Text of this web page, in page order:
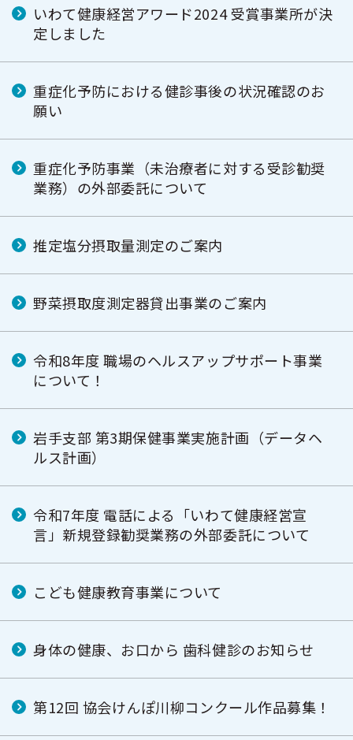
いわて健康経営アワード2024 受賞事業所が決
定しました
重症化予防における健診事後の状況確認のお
願い
重症化予防事業（未治療者に対する受診勧奨
業務）の外部委託について
推定塩分摂取量測定のご案内
野菜摂取度測定器貸出事業のご案内
令和8年度 職場のヘルスアップサポート事業
について！
岩手支部 第3期保健事業実施計画（データヘ
ルス計画）
令和7年度 電話による「いわて健康経営宣
言」新規登録勧奨業務の外部委託について
こども健康教育事業について
身体の健康、お口から 歯科健診のお知らせ
第12回 協会けんぽ川柳コンクール作品募集！